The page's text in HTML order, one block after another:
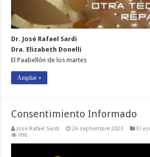
Dr. José Rafael Sardi
Dra. Elizabeth Donelli
El Paabellón de los martes
Ampliar »
Consentimiento Informado
Jose Rafael Sardi 26 septiembre 2023 El
996